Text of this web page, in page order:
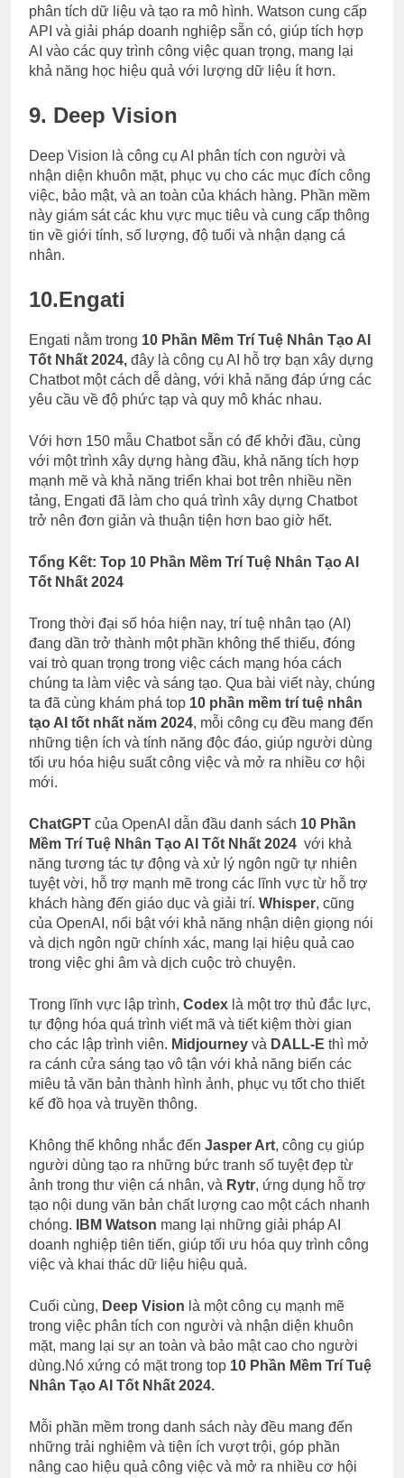
phân tích dữ liệu và tạo ra mô hình. Watson cung cấp
API và giải pháp doanh nghiệp sẵn có, giúp tích hợp
AI vào các quy trình công việc quan trọng, mang lại
khả năng học hiệu quả với lượng dữ liệu ít hơn.
9. Deep Vision
Deep Vision là công cụ AI phân tích con người và
nhận diện khuôn mặt, phục vụ cho các mục đích công
việc, bảo mật, và an toàn của khách hàng. Phần mềm
này giám sát các khu vực mục tiêu và cung cấp thông
tin về giới tính, số lượng, độ tuổi và nhận dạng cá
nhân.
10.Engati
Engati nằm trong 10 Phần Mềm Trí Tuệ Nhân Tạo AI
Tốt Nhất 2024, đây là công cụ AI hỗ trợ bạn xây dựng
Chatbot một cách dễ dàng, với khả năng đáp ứng các
yêu cầu về độ phức tạp và quy mô khác nhau.
Với hơn 150 mẫu Chatbot sẵn có để khởi đầu, cùng
với một trình xây dựng hàng đầu, khả năng tích hợp
mạnh mẽ và khả năng triển khai bot trên nhiều nền
tảng, Engati đã làm cho quá trình xây dựng Chatbot
trở nên đơn giản và thuận tiện hơn bao giờ hết.
Tổng Kết: Top 10 Phần Mềm Trí Tuệ Nhân Tạo AI
Tốt Nhất 2024
Trong thời đại số hóa hiện nay, trí tuệ nhân tạo (AI)
đang dần trở thành một phần không thể thiếu, đóng
vai trò quan trọng trong việc cách mạng hóa cách
chúng ta làm việc và sáng tạo. Qua bài viết này, chúng
ta đã cùng khám phá top 10 phần mềm trí tuệ nhân
tạo AI tốt nhất năm 2024, mỗi công cụ đều mang đến
những tiện ích và tính năng độc đáo, giúp người dùng
tối ưu hóa hiệu suất công việc và mở ra nhiều cơ hội
mới.
ChatGPT của OpenAI dẫn đầu danh sách 10 Phần
Mềm Trí Tuệ Nhân Tạo AI Tốt Nhất 2024 với khả
năng tương tác tự động và xử lý ngôn ngữ tự nhiên
tuyệt vời, hỗ trợ mạnh mẽ trong các lĩnh vực từ hỗ trợ
khách hàng đến giáo dục và giải trí. Whisper, cũng
của OpenAI, nổi bật với khả năng nhận diện giọng nói
và dịch ngôn ngữ chính xác, mang lại hiệu quả cao
trong việc ghi âm và dịch cuộc trò chuyện.
Trong lĩnh vực lập trình, Codex là một trợ thủ đắc lực,
tự động hóa quá trình viết mã và tiết kiệm thời gian
cho các lập trình viên. Midjourney và DALL-E thì mở
ra cánh cửa sáng tạo vô tận với khả năng biến các
miêu tả văn bản thành hình ảnh, phục vụ tốt cho thiết
kế đồ họa và truyền thông.
Không thể không nhắc đến Jasper Art, công cụ giúp
người dùng tạo ra những bức tranh số tuyệt đẹp từ
ảnh trong thư viện cá nhân, và Rytr, ứng dụng hỗ trợ
tạo nội dung văn bản chất lượng cao một cách nhanh
chóng.
IBM Watson mang lại những giải pháp AI
doanh nghiệp tiên tiến, giúp tối ưu hóa quy trình công
việc và khai thác dữ liệu hiệu quả.
Cuối cùng, Deep Vision là một công cụ mạnh mẽ
trong việc phân tích con người và nhận diện khuôn
mặt, mang lại sự an toàn và bảo mật cao cho người
dùng.Nó xứng có mặt trong top 10 Phần Mềm Trí Tuệ
Nhân Tạo AI Tốt Nhất 2024.
Mỗi phần mềm trong danh sách này đều mang đến
những trải nghiệm và tiện ích vượt trội, góp phần
nâng cao hiệu quả công việc và mở ra nhiều cơ hội